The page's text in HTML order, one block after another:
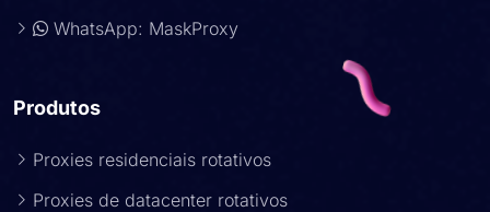
WhatsApp: MaskProxy
Produtos
Proxies residenciais rotativos
Proxies de datacenter rotativos